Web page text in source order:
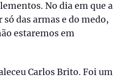
No dia em que a
das armas e do medo,
estaremos em
Carlos Brito. Foi um